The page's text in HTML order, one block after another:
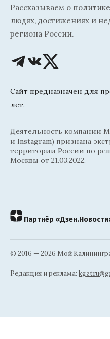
Рассказываем о
людях, достижениях и
региона России.
Сайт предназначен для
лет.
Деятельность компании
и Instagram) признана
территории России по
Москвы от 21.03.2022.
Партнёр
© 2016 — 2026 Мой
Редакция и реклама: